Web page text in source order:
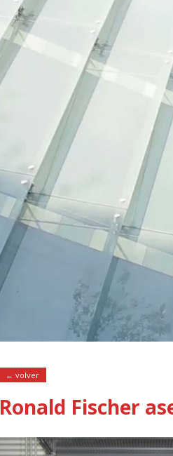
← volver
Ronald Fischer